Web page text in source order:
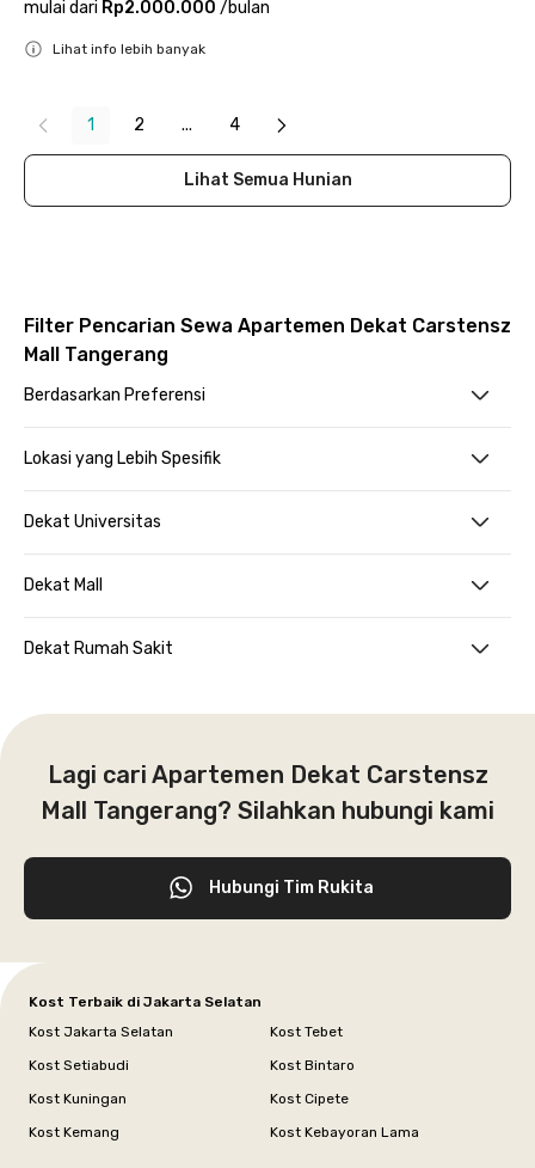
mulai dari Rp2.000.000 /bulan
Lihat info lebih banyak
1 2 ... 4
Lihat Semua Hunian
Filter Pencarian Sewa Apartemen Dekat Carstensz
Mall Tangerang
Berdasarkan Preferensi
Lokasi yang Lebih Spesifik
Dekat Universitas
Dekat Mall
Dekat Rumah Sakit
Lagi cari Apartemen Dekat Carstensz
Mall Tangerang? Silahkan hubungi kami
Hubungi Tim Rukita
Kost Terbaik di Jakarta Selatan
Kost Jakarta Selatan
Kost Tebet
Kost Setiabudi
Kost Bintaro
Kost Kuningan
Kost Cipete
Kost Kemang
Kost Kebayoran Lama